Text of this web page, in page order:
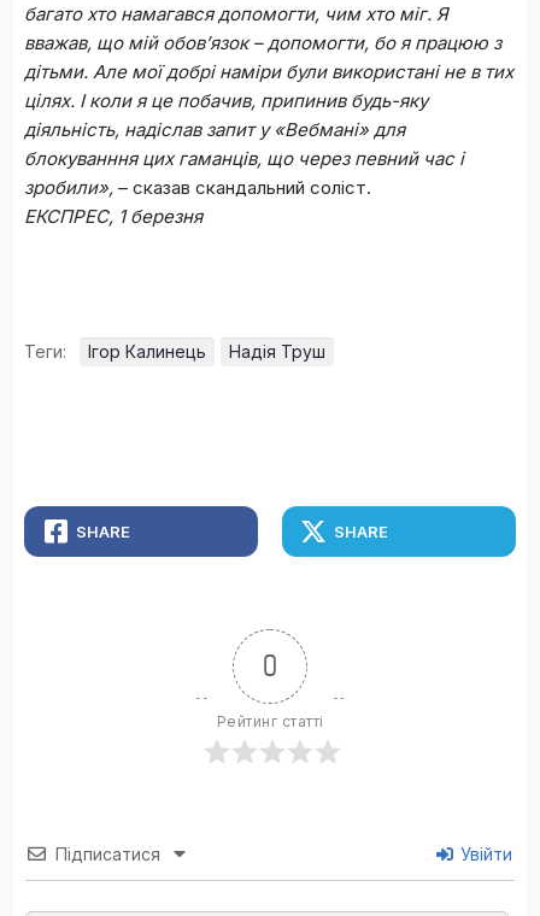
багато хто намагався допомогти, чим хто міг. Я
вважав, що мій обов’язок – допомогти, бо я працюю з
дітьми. Але мої добрі наміри були використані не в тих
цілях. І коли я це побачив, припинив будь-яку
діяльність, надіслав запит у «Вебмані» для
блокуванння цих гаманців, що через певний час і
зробили», – сказав скандальний соліст.
ЕКСПРЕС, 1 березня
Теги: Ігор Калинець Надія Труш
SHARE SHARE
0
Рейтинг статті
Підписатися Увійти